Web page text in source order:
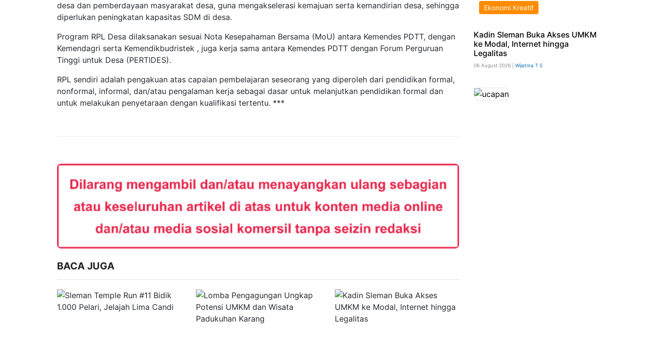
desa dan pemberdayaan masyarakat desa, guna mengakselerasi kemajuan serta kemandirian desa, sehingga
diperlukan peningkatan kapasitas SDM di desa.
Program RPL Desa dilaksanakan sesuai Nota Kesepahaman Bersama (MoU) antara Kemendes PDTT, dengan
Kemendagri serta Kemendikbudristek , juga kerja sama antara Kemendes PDTT dengan Forum Perguruan
Tinggi untuk Desa (PERTIDES).
RPL sendiri adalah pengakuan atas capaian pembelajaran seseorang yang diperoleh dari pendidikan formal,
nonformal, informal, dan/atau pengalaman kerja sebagai dasar untuk melanjutkan pendidikan formal dan
untuk melakukan penyetaraan dengan kualifikasi tertentu. ***
BACA JUGA
Ekonomi Kreatif
Kadin Sleman Buka Akses UMKM
ke Modal, Internet hingga
Legalitas
06 August 2026 | Wijatma T S